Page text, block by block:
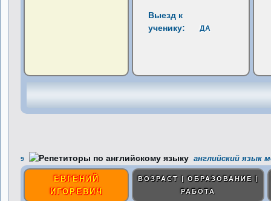
Выезд к
ученику:
ДА
9 английский язык
ЕВГЕНИЙ
ИГОРЕВИЧ
ВОЗРАСТ | ОБРАЗОВАНИЕ |
РАБОТА